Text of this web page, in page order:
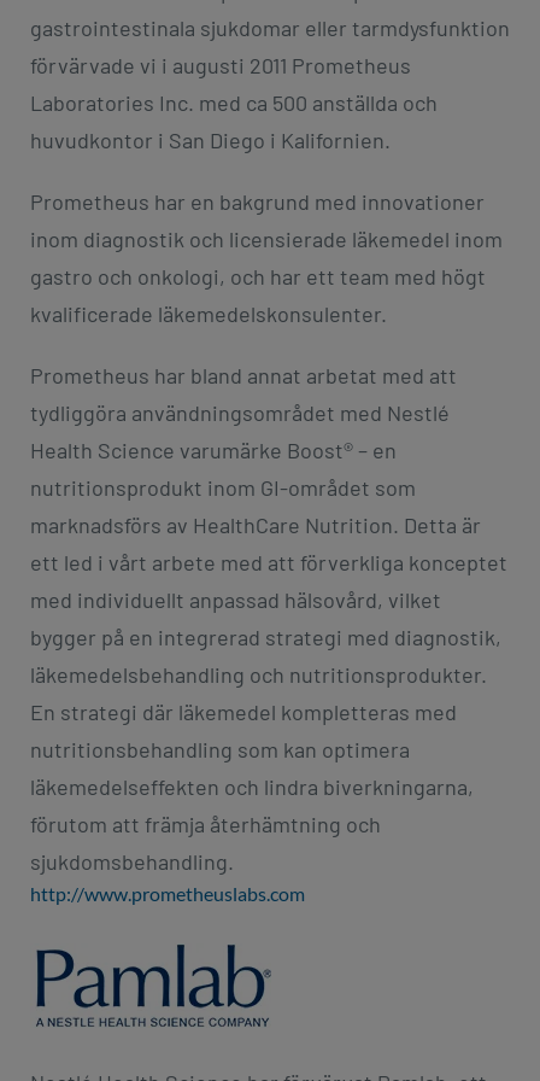
gastrointestinala sjukdomar eller tarmdysfunktion
förvärvade vi i augusti 2011 Prometheus
Laboratories Inc. med ca 500 anställda och
huvudkontor i San Diego i Kalifornien.
Prometheus har en bakgrund med innovationer
inom diagnostik och licensierade läkemedel inom
gastro och onkologi, och har ett team med högt
kvalificerade läkemedelskonsulenter.
Prometheus har bland annat arbetat med att
tydliggöra användningsområdet med Nestlé
Health Science varumärke Boost® – en
nutritionsprodukt inom GI-området som
marknadsförs av HealthCare Nutrition. Detta är
ett led i vårt arbete med att förverkliga konceptet
med individuellt anpassad hälsovård, vilket
bygger på en integrerad strategi med diagnostik,
läkemedelsbehandling och nutritionsprodukter.
En strategi där läkemedel kompletteras med
nutritionsbehandling som kan optimera
läkemedelseffekten och lindra biverkningarna,
förutom att främja återhämtning och
sjukdomsbehandling.
http://www.prometheuslabs.com